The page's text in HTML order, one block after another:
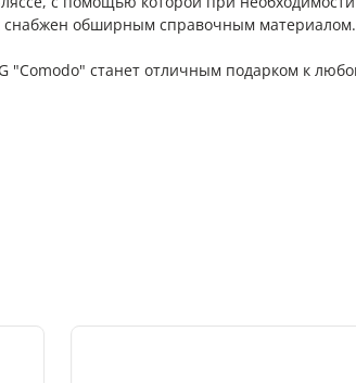
обширным справочным материалом.
"Comodo" станет отличным подарком к